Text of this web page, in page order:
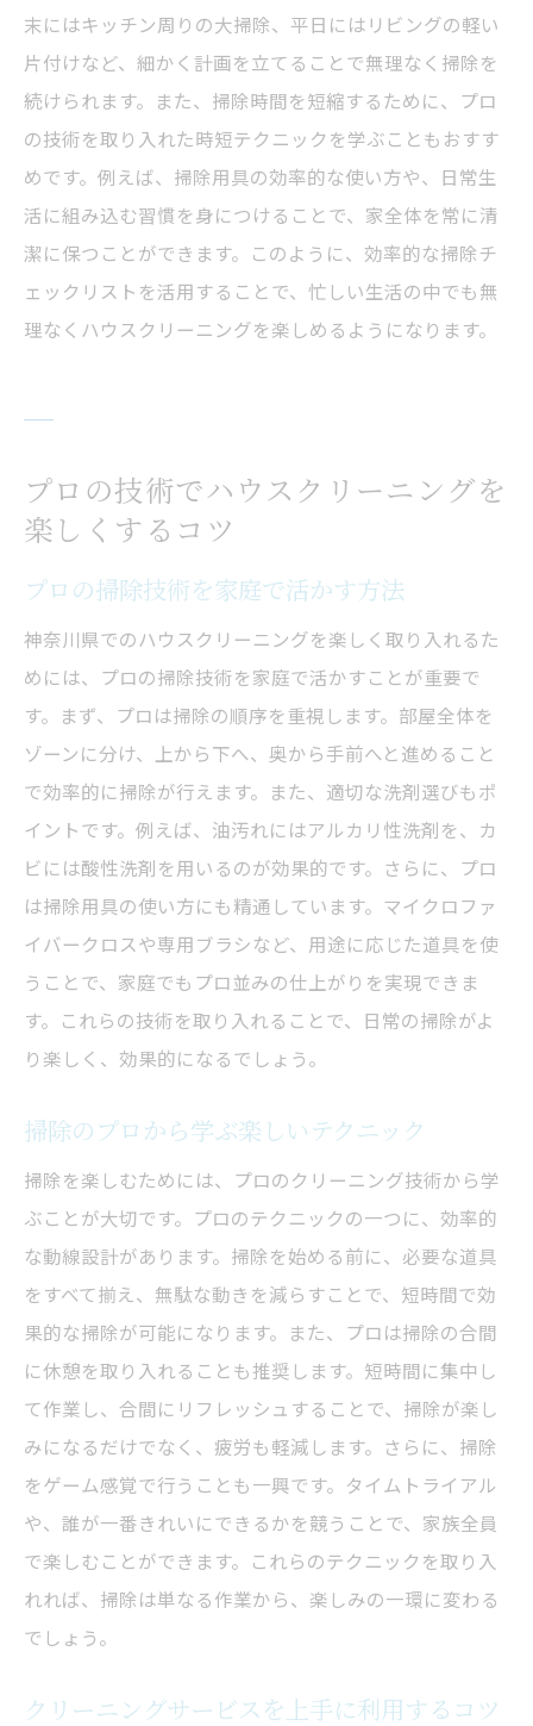
末にはキッチン周りの大掃除、平日にはリビングの軽い
片付けなど、細かく計画を立てることで無理なく掃除を
続けられます。また、掃除時間を短縮するために、プロ
の技術を取り入れた時短テクニックを学ぶこともおすす
めです。例えば、掃除用具の効率的な使い方や、日常生
活に組み込む習慣を身につけることで、家全体を常に清
潔に保つことができます。このように、効率的な掃除チ
ェックリストを活用することで、忙しい生活の中でも無
理なくハウスクリーニングを楽しめるようになります。
プロの技術でハウスクリーニングを
楽しくするコツ
プロの掃除技術を家庭で活かす方法
神奈川県でのハウスクリーニングを楽しく取り入れるた
めには、プロの掃除技術を家庭で活かすことが重要で
す。まず、プロは掃除の順序を重視します。部屋全体を
ゾーンに分け、上から下へ、奥から手前へと進めること
で効率的に掃除が行えます。また、適切な洗剤選びもポ
イントです。例えば、油汚れにはアルカリ性洗剤を、カ
ビには酸性洗剤を用いるのが効果的です。さらに、プロ
は掃除用具の使い方にも精通しています。マイクロファ
イバークロスや専用ブラシなど、用途に応じた道具を使
うことで、家庭でもプロ並みの仕上がりを実現できま
す。これらの技術を取り入れることで、日常の掃除がよ
り楽しく、効果的になるでしょう。
掃除のプロから学ぶ楽しいテクニック
掃除を楽しむためには、プロのクリーニング技術から学
ぶことが大切です。プロのテクニックの一つに、効率的
な動線設計があります。掃除を始める前に、必要な道具
をすべて揃え、無駄な動きを減らすことで、短時間で効
果的な掃除が可能になります。また、プロは掃除の合間
に休憩を取り入れることも推奨します。短時間に集中し
て作業し、合間にリフレッシュすることで、掃除が楽し
みになるだけでなく、疲労も軽減します。さらに、掃除
をゲーム感覚で行うことも一興です。タイムトライアル
や、誰が一番きれいにできるかを競うことで、家族全員
で楽しむことができます。これらのテクニックを取り入
れれば、掃除は単なる作業から、楽しみの一環に変わる
でしょう。
クリーニングサービスを上手に利用するコツ